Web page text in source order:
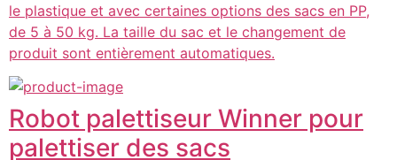
le plastique et avec certaines options des sacs en PP,
de 5 à 50 kg. La taille du sac et le changement de
produit sont entièrement automatiques.
Robot palettiseur Winner pour
palettiser des sacs